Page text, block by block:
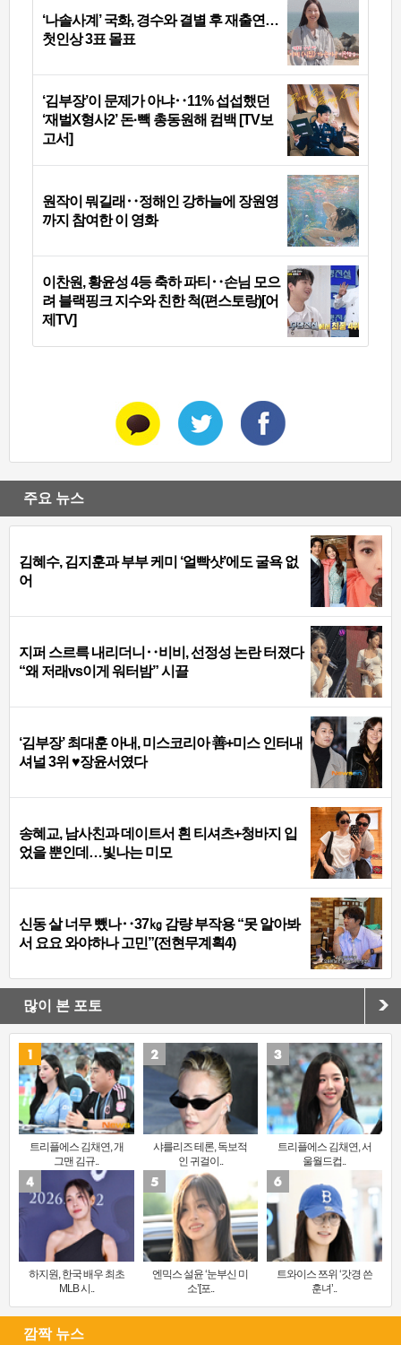
‘나솔사계’ 국화, 경수와 결별 후 재출연…
첫인상 3표 몰표
‘김부장’이 문제가 아냐‥11% 섭섭했던
‘재벌X형사2’ 돈·빽 총동원해 컴백 [TV보
고서]
원작이 뭐길래‥정해인 강하늘에 장원영
까지 참여한 이 영화
이찬원, 황윤성 4등 축하 파티‥손님 모으
려 블랙핑크 지수와 친한 척(편스토랑)[어
제TV]
주요 뉴스
김혜수, 김지훈과 부부 케미 ‘얼빡샷’에도 굴욕 없
어
지퍼 스르륵 내리더니‥비비, 선정성 논란 터졌다
“왜 저래vs이게 워터밤” 시끌
‘김부장’ 최대훈 아내, 미스코리아 善+미스 인터내
셔널 3위 ♥장윤서였다
송혜교, 남사친과 데이트서 흰 티셔츠+청바지 입
었을 뿐인데…빛나는 미모
신동 살 너무 뺐나‥37㎏ 감량 부작용 “못 알아봐
서 요요 와야하나 고민”(전현무계획4)
많이 본 포토
트리플에스 김채연, 개
그맨 김규..
샤를리즈 테론, 독보적
인 귀걸이..
트리플에스 김채연, 서
울월드컵..
하지원, 한국 배우 최초
MLB 시..
엔믹스 설윤 ‘눈부신 미
소’[포..
트와이스 쯔위 ‘갓경 쓴
훈녀’..
깜짝 뉴스